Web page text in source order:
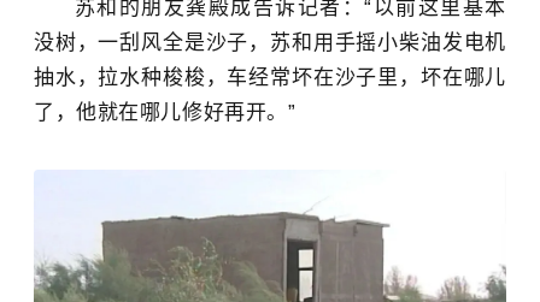
苏和的朋友龚殿成告诉记者：“以前这里基本
没树，一刮风全是沙子，苏和用手摇小柴油发电机
抽水，拉水种梭梭，车经常坏在沙子里，坏在哪儿
了，他就在哪儿修好再开。”